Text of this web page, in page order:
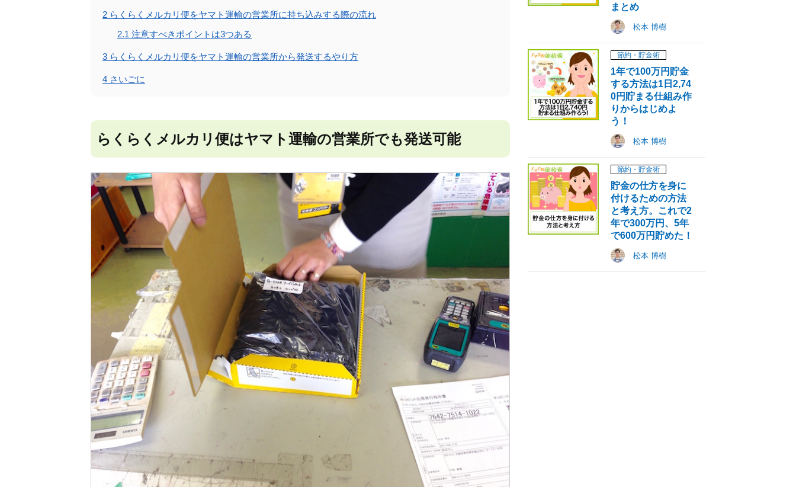
2 らくらくメルカリ便をヤマト運輸の営業所に持ち込みする際の流れ
2.1 注意すべきポイントは3つある
3 らくらくメルカリ便をヤマト運輸の営業所から発送するやり方
4 さいごに
らくらくメルカリ便はヤマト運輸の営業所でも発送可能
まとめ
松本 博樹
節約・貯金術
1年で100万円貯金
する方法は1日2,74
0円貯まる仕組み作
りからはじめよ
う！
松本 博樹
節約・貯金術
貯金の仕方を身に
付けるための方法
と考え方。これで2
年で300万円、5年
で600万円貯めた！
松本 博樹